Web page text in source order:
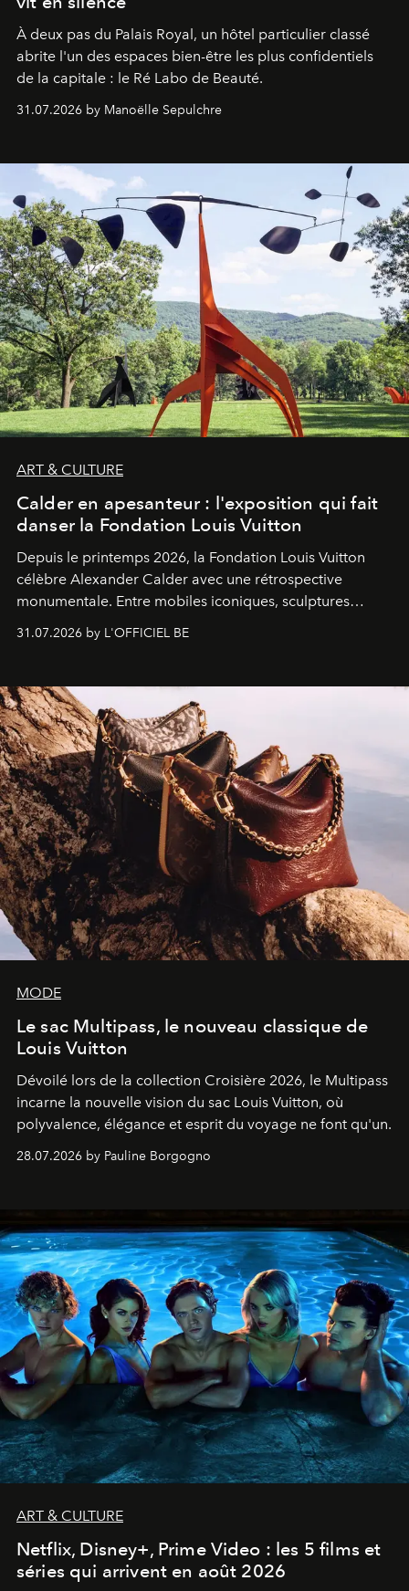
À deux pas du Palais Royal, un hôtel particulier classé
abrite l'un des espaces bien-être les plus confidentiels
de la capitale : le Ré Labo de Beauté.
31.07.2026 by Manoëlle Sepulchre
ART & CULTURE
Calder en apesanteur : l'exposition qui fait
danser la Fondation Louis Vuitton
Depuis le printemps 2026, la Fondation Louis Vuitton
célèbre Alexander Calder avec une rétrospective
monumentale. Entre mobiles iconiques, sculptures
monumentales et poésie du mouvement, l'artiste
américain investit les espaces imaginés par Frank Gehry
sculpture.
31.07.2026 by L'OFFICIEL BE
MODE
Le sac Multipass, le nouveau classique de
Louis Vuitton
Dévoilé lors de la collection Croisière 2026, le Multipass
incarne la nouvelle vision du sac Louis Vuitton, où
polyvalence, élégance et esprit du voyage ne font qu'un.
28.07.2026 by Pauline Borgogno
ART & CULTURE
Netflix, Disney+, Prime Video : les 5 films et
séries qui arrivent en août 2026